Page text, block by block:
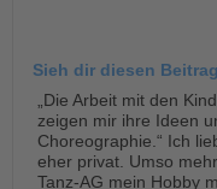
Sieh dir diesen
„Die Arbeit mit den
zeigen mir ihre Ideen
Choreographie.“ Ich
eher privat. Umso
Tanz-AG mein Hobby